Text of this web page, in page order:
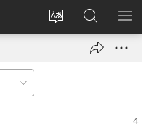
Promeni
Prijava
(otvara
Pretraga
sajta
JW.ORG